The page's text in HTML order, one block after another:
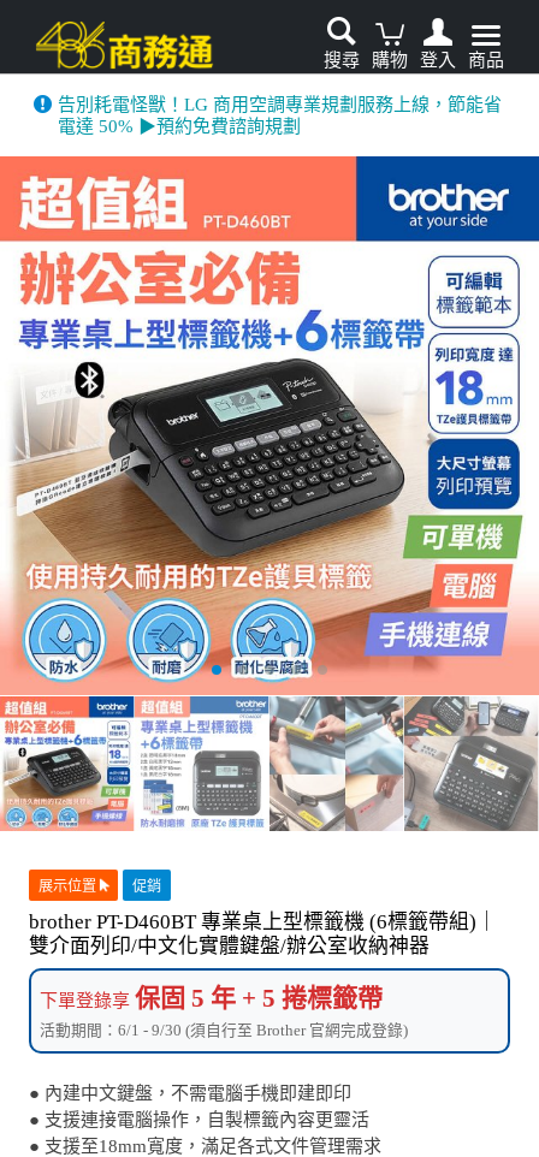
搜尋 購物 登入 商品
告別耗電怪獸！LG 商用空調專業規劃服務上線，節能省
電達 50% ▶預約免費諮詢規劃
展示位置 促銷
brother PT-D460BT 專業桌上型標籤機 (6標籤帶組)｜
雙介面列印/中文化實體鍵盤/辦公室收納神器
下單登錄享 保固 5 年 + 5 捲標籤帶
活動期間：6/1 - 9/30 (須自行至 Brother 官網完成登錄)
● 內建中文鍵盤，不需電腦手機即建即印
● 支援連接電腦操作，自製標籤內容更靈活
● 支援至18mm寬度，滿足各式文件管理需求